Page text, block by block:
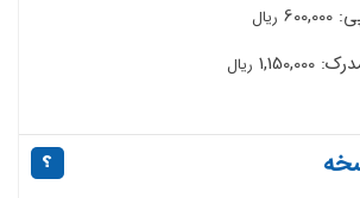
ریال
ریال